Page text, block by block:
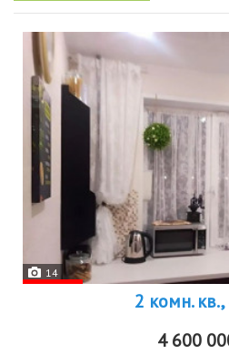
14
2 комн.
4 600